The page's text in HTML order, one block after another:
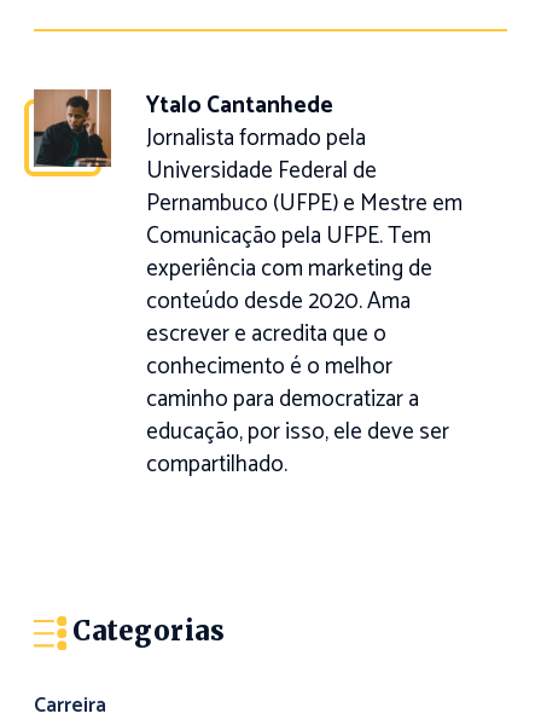
Ytalo Cantanhede
Jornalista formado pela
Universidade Federal de
Pernambuco (UFPE) e Mestre em
Comunicação pela UFPE. Tem
experiência com marketing de
conteúdo desde 2020. Ama
escrever e acredita que o
conhecimento é o melhor
caminho para democratizar a
educação, por isso, ele deve ser
compartilhado.
Categorias
Carreira